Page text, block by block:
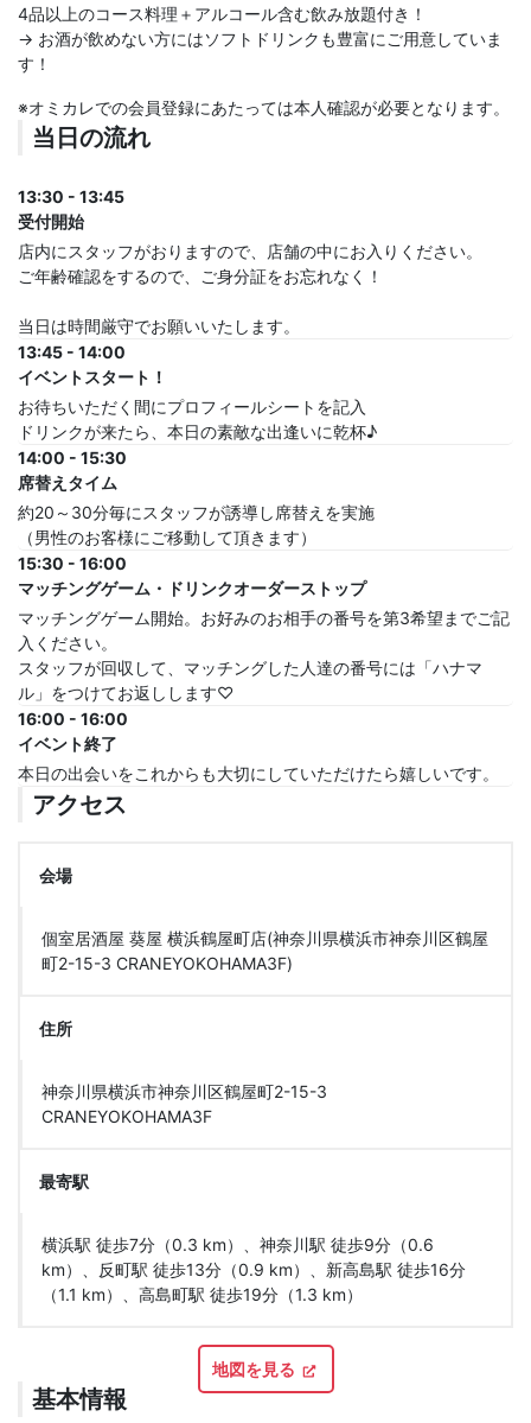
4品以上のコース料理＋アルコール含む飲み放題付き！
→ お酒が飲めない方にはソフトドリンクも豊富にご用意していま
す！
※オミカレでの会員登録にあたっては本人確認が必要となります。
当日の流れ
13:30 - 13:45
受付開始
店内にスタッフがおりますので、店舗の中にお入りください。
ご年齢確認をするので、ご身分証をお忘れなく！
当日は時間厳守でお願いいたします。
13:45 - 14:00
イベントスタート！
お待ちいただく間にプロフィールシートを記入
ドリンクが来たら、本日の素敵な出逢いに乾杯♪
14:00 - 15:30
席替えタイム
約20～30分毎にスタッフが誘導し席替えを実施
（男性のお客様にご移動して頂きます）
15:30 - 16:00
マッチングゲーム・ドリンクオーダーストップ
マッチングゲーム開始。お好みのお相手の番号を第3希望までご記
入ください。
スタッフが回収して、マッチングした人達の番号には「ハナマ
ル」をつけてお返しします♡
16:00 - 16:00
イベント終了
本日の出会いをこれからも大切にしていただけたら嬉しいです。
アクセス
会場
個室居酒屋 葵屋 横浜鶴屋町店(神奈川県横浜市神奈川区鶴屋
町2-15-3 CRANEYOKOHAMA3F)
住所
神奈川県横浜市神奈川区鶴屋町2-15-3
CRANEYOKOHAMA3F
最寄駅
横浜駅 徒歩7分（0.3 km）、神奈川駅 徒歩9分（0.6
km）、反町駅 徒歩13分（0.9 km）、新高島駅 徒歩16分
（1.1 km）、高島町駅 徒歩19分（1.3 km）
地図を見る
基本情報